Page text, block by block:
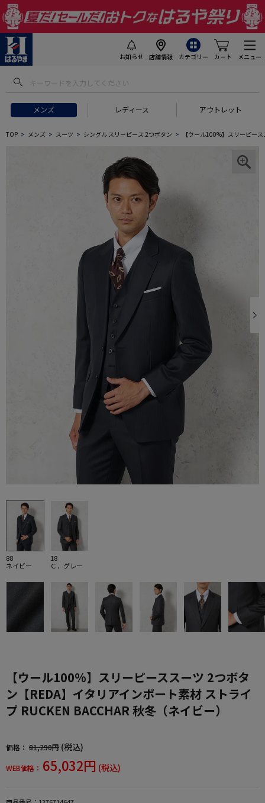
お知らせ 店舗情報 カテゴリー カート メニュー
メンズ レディース アウトレット
TOP メンズ スーツ シングル スリーピース 2つボタン 【ウール100%】スリーピー
88
ネイビー
18
Ｃ．グレー
【ウール100%】スリーピーススーツ 2つボタ
ン【REDA】イタリアインポート素材 ストライ
プ RUCKEN BACCHAR 秋冬（ネイビー）
価格： 81,290円 (税込)
WEB価格： 65,032円 (税込)